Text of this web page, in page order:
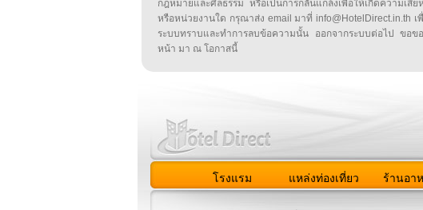
กฎหมายและศีลธรรม หรือเป็นการกลั่นแกล้งเพื่อให้เกิดความเสี
หรือหน่วยงานใด กรุณาส่ง email มาที่ info@HotelDirect.in.th เ
ระบบทราบและทำการลบข้อความนั้น ออกจากระบบต่อไป ขอข
หน้า มา ณ โอกาสนี้
โรงแรม แหล่งท่องเที่ยว ร้านอา